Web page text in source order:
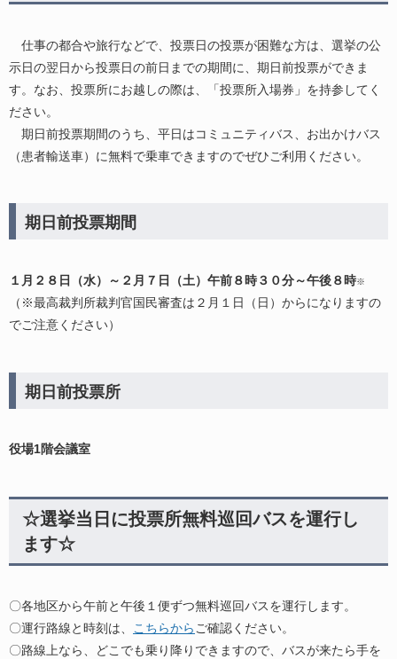
仕事の都合や旅行などで、投票日の投票が困難な方は、選挙の公
示日の翌日から投票日の前日までの期間に、期日前投票ができま
す。なお、投票所にお越しの際は、「投票所入場券」を持参してく
ださい。
期日前投票期間のうち、平日はコミュニティバス、お出かけバス
（患者輸送車）に無料で乗車できますのでぜひご利用ください。
​期日前投票期間
１月２８日（水）～２月７日（土）午前８時３０分～午後８時※
（※最高裁判所裁判官国民審査は２月１日（日）からになりますの
でご注意ください）
期日前投票所
役場1階会議室
☆選挙当日に投票所無料巡回バスを運行し
ます☆
〇各地区から午前と午後１便ずつ無料巡回バスを運行します。
〇運行路線と時刻は、 こちらからご確認ください。
〇路線上なら、どこでも乗り降りできますので、バスが来たら手を